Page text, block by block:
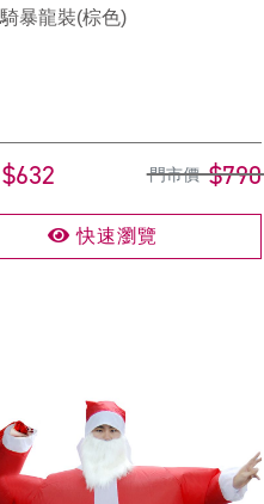
暴龍裝(棕色)
$632 門市價 $790
快速瀏覽